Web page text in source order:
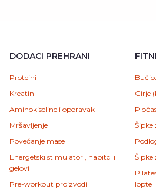
DODACI PREHRANI
Proteini
Kreatin
Aminokiseline i oporavak
Mršavljenje
Povećanje mase
Energetski stimulatori, napitci i
gelovi
Pre-workout proizvodi
Girje
Šipke
Šipke
lopte